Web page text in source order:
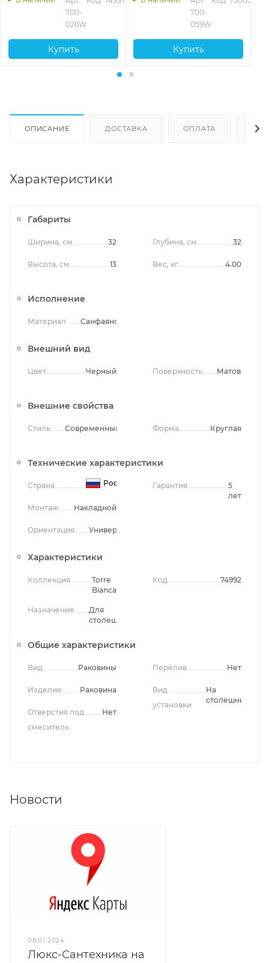
700-
026W
Купить
700-
059W
Купить
ОПИСАНИЕ ДОСТАВКА ОПЛАТА
Характеристики
Габариты
Ширина, см 32
Высота, см 13
Глубина, см 32
Вес, кг 4.00
Исполнение
Материал Санфаянс
Внешний вид
Цвет Черный Поверхность Матовая
Внешние свойства
Стиль Современный Форма Круглая
Технические характеристики
Страна Россия
Монтаж Накладной
Ориентация Универсальная
Гарантия
5
лет
Характеристики
Коллекция
Torre
Bianca
Назначение
Для
столешницы
Код 74992
Общие характеристики
Вид Раковины
Изделие Раковина
Отверстия под
смеситель
Нет
Перелив Нет
Вид
установки
На
столешницу
Новости
08.01.2024
Люкс-Сантехника на